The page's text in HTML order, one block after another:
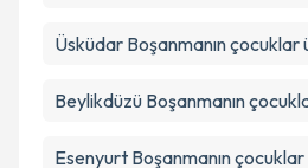
Üsküdar Boşanmanın
Beylikdüzü Boşanmanın
Esenyurt Boşanmanın